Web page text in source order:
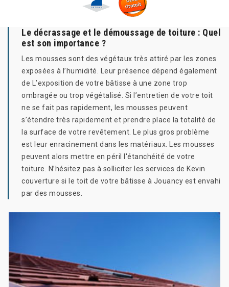
Le décrassage et le démoussage de toiture : Quel
est son importance ?
Les mousses sont des végétaux très attiré par les zones
exposées à l’humidité. Leur présence dépend également
de L’exposition de votre bâtisse à une zone trop
ombragée ou trop végétalisé. Si l’entretien de votre toit
ne se fait pas rapidement, les mousses peuvent
s’étendre très rapidement et prendre place la totalité de
la surface de votre revêtement. Le plus gros problème
est leur enracinement dans les matériaux. Les mousses
peuvent alors mettre en péril l'étanchéité de votre
toiture. N’hésitez pas à solliciter les services de Kevin
couverture si le toit de votre bâtisse à Jouancy est envahi
par des mousses.